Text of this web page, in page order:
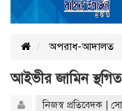
অপরাধ-আদালত
আইভীর জামিন স্থগিত
নিজস্ব প্রতিবেদক |